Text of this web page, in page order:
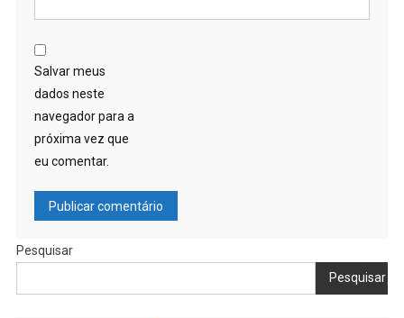
Salvar meus
dados neste
navegador para a
próxima vez que
eu comentar.
Pesquisar
Pesquisar